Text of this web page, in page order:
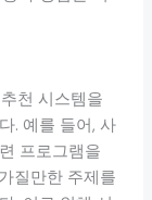
천 시스템을
. 예를 들어, 사
프로그램을
질만한 주제를